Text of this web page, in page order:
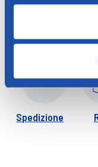
solo con Oral-B ¡O.
della confezione.
Spedizione